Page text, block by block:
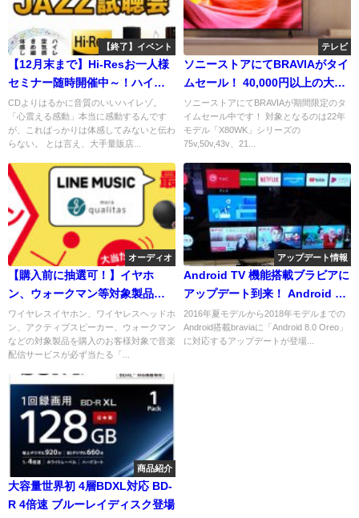
【終了】イベント
【12月末まで】Hi-Resお一人様
セミナー随時開催中～！ハイレ
ゾって何？どれくらい良い音な
の？お答えできる限りお答えし
ますー！
CDよりはるかに音質のいいハイレゾ。
「心震える感動」本当に感動するんです
が、こればっかりは体感してみないと伝わ
らない。 とは言え、大手量販店...
テレビ
ソニーストアにてBRAVIAがタイ
ムセール！ 40,000円以上の大幅
割引も！「X80WK」「X80J」シ
リーズ
ソニーストアにてBRAVIAが期間限定のタ
イムセール中です！ 対象となるのは22年
モデル「X80WK」シリーズの
75v,50v,43v、21...
オーディオ
【購入前に抽選可！】イヤホ
ン、ウォークマン等対象製品購
入で音楽配信サービスが当た
る！「ガラポン抽選」キャンペ
ーン【ハズレなし】
ワイヤレスイヤホン、ワイヤレスヘッドホ
ン、アクティブスピーカー、ウォークマン
などの対象製品を購入のお客様対象で音楽
配信サービスが必ず当たる「...
アップデート情報
Android TV 機能搭載ブラビアに
アップデート到来！ Android 8.0
Oreoに対応しました！（2016年
~2018年モデル）
2016年夏モデルから2018年モデルまでの
Android搭載braviaに「Android 8.0 Oreo」
に対応するアップデートが登場...
商品紹介
大容量世界初 4層BDXL対応 BD-
R 4倍速 ブルーレイディスク登場